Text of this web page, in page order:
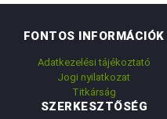
FONTOS INFORMÁCIÓK
Adatkezelési tájékoztató
Jogi nyilatkozat
Titkárság
SZERKESZTŐSÉG